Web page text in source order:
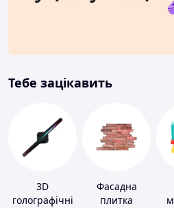
Тебе зацікавить
3D
голографічні
Фасадна
плитка